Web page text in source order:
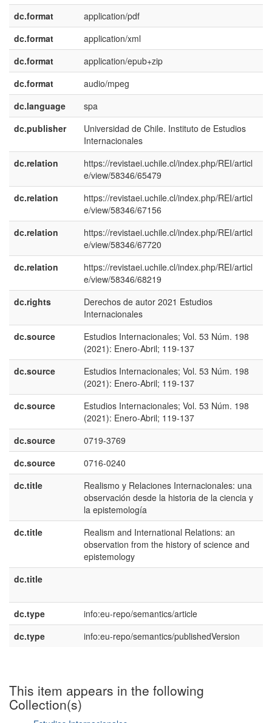
dc.format
application/pdf
dc.format
application/xml
dc.format
application/epub+zip
dc.format
audio/mpeg
dc.language
spa
dc.publisher
Universidad de Chile. Instituto de Estudios
Internacionales
dc.relation
https://revistaei.uchile.cl/index.php/REI/articl
e/view/58346/65479
dc.relation
https://revistaei.uchile.cl/index.php/REI/articl
e/view/58346/67156
dc.relation
https://revistaei.uchile.cl/index.php/REI/articl
e/view/58346/67720
dc.relation
https://revistaei.uchile.cl/index.php/REI/articl
e/view/58346/68219
dc.rights
Derechos de autor 2021 Estudios
Internacionales
dc.source
Estudios Internacionales; Vol. 53 Núm. 198
(2021): Enero-Abril; 119-137
dc.source
Estudios Internacionales; Vol. 53 Núm. 198
(2021): Enero-Abril; 119-137
dc.source
Estudios Internacionales; Vol. 53 Núm. 198
(2021): Enero-Abril; 119-137
dc.source
0719-3769
dc.source
0716-0240
dc.title
Realismo y Relaciones Internacionales: una
observación desde la historia de la ciencia y
la epistemología
dc.title
Realism and International Relations: an
observation from the history of science and
epistemology
dc.title
dc.type
info:eu-repo/semantics/article
dc.type
info:eu-repo/semantics/publishedVersion
This item appears in the following
Collection(s)